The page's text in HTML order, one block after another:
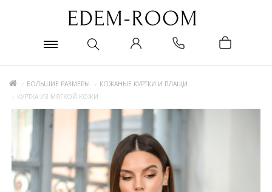
БОЛЬШИЕ РАЗМЕРЫ
КОЖАНЫЕ КУРТКИ И ПЛАЩИ
КУРТКА ИЗ МЯГКОЙ КОЖИ